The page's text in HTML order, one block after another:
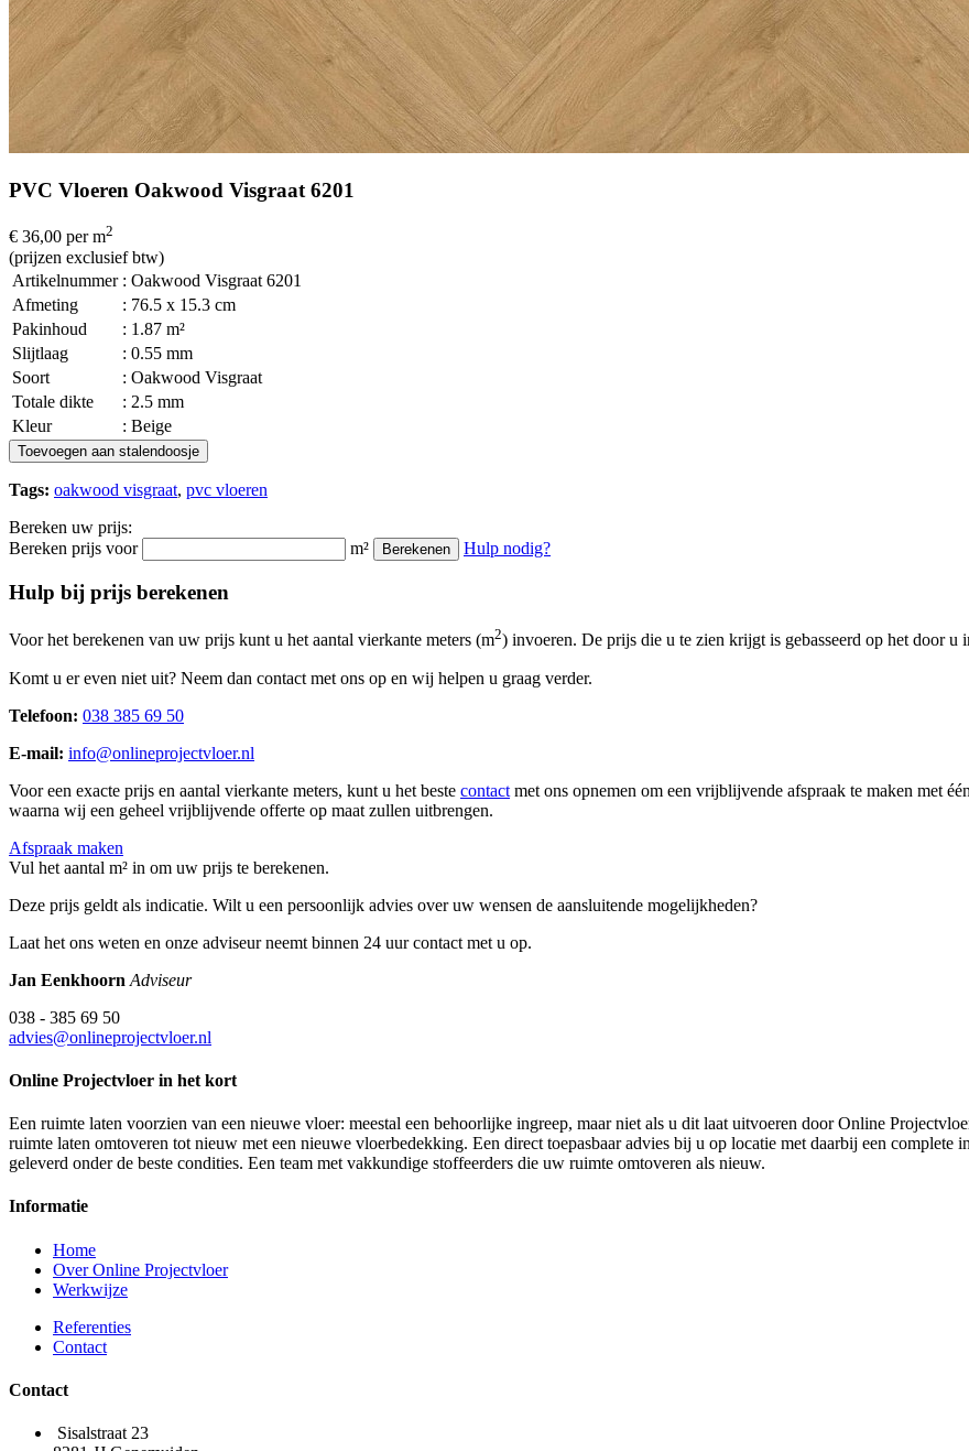
PVC Vloeren Oakwood Visgraat 6201
€ 36,00 per m2
(prijzen exclusief btw)
Artikelnummer : Oakwood Visgraat 6201
Afmeting
: 76.5 x 15.3 cm
Pakinhoud
: 1.87 m²
Slijtlaag
: 0.55 mm
Soort
: Oakwood Visgraat
Totale dikte
: 2.5 mm
Kleur
: Beige
Toevoegen aan stalendoosje
Tags: oakwood visgraat, pvc vloeren
Bereken uw prijs:
Bereken prijs voor
m² Berekenen Hulp nodig?
Hulp bij prijs berekenen
Voor het berekenen van uw prijs kunt u het aantal vierkante meters (m2) invoeren. De prijs die u te zien krijgt is gebasseerd op het door u
Komt u er even niet uit? Neem dan contact met ons op en wij helpen u graag verder.
Telefoon: 038 385 69 50
E-mail: info@onlineprojectvloer.nl
Voor een exacte prijs en aantal vierkante meters, kunt u het beste contact met ons opnemen om een vrijblijvende afspraak te maken met
waarna wij een geheel vrijblijvende offerte op maat zullen uitbrengen.
Afspraak maken
Vul het aantal m² in om uw prijs te berekenen.
Deze prijs geldt als indicatie. Wilt u een persoonlijk advies over uw wensen de aansluitende mogelijkheden?
Laat het ons weten en onze adviseur neemt binnen 24 uur contact met u op.
Jan Eenkhoorn Adviseur
038 - 385 69 50
advies@onlineprojectvloer.nl
Online Projectvloer in het kort
Een ruimte laten voorzien van een nieuwe vloer: meestal een behoorlijke ingreep, maar niet als u dit laat uitvoeren door Online
ruimte laten omtoveren tot nieuw met een nieuwe vloerbedekking. Een direct toepasbaar advies bij u op locatie met daarbij een
geleverd onder de beste condities. Een team met vakkundige stoffeerders die uw ruimte omtoveren als nieuw.
Informatie
Home
Over Online Projectvloer
Werkwijze
Referenties
Contact
Contact
Sisalstraat 23